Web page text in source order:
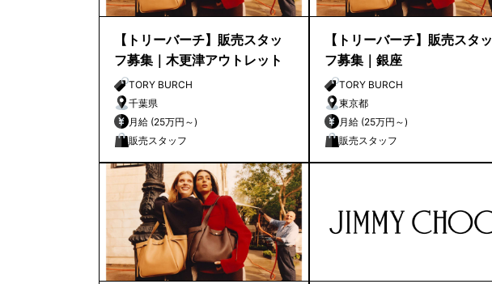
【トリーバーチ】販売スタッ
フ募集｜木更津アウトレット
TORY BURCH
千葉県
月給 (25万円～)
販売スタッフ
【トリーバーチ】販売スタッ
フ募集｜銀座
TORY BURCH
東京都
月給 (25万円～)
販売スタッフ